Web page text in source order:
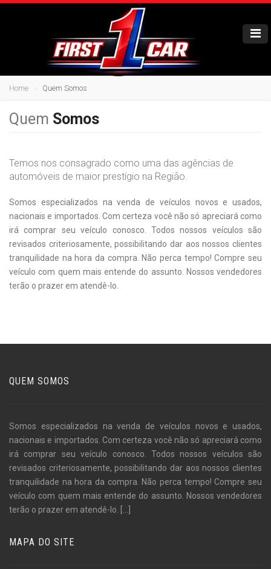
Home Quem Somos
Quem Somos
Temos nos consagrado como uma das agências de
automóveis de maior prestígio na Região.
Somos especializados na venda de veículos novos e usados,
nacionais e importados. Com certeza você não só apreciará como
irá comprar seu veículo conosco. Todos nossos veículos são
revisados criteriosamente, possibilitando dar aos nossos clientes
tranquilidade na hora da compra. Não perca tempo! Compre seu
veículo com quem mais entende do assunto. Nossos vendedores
terão o prazer em atendê-lo.
QUEM SOMOS
Somos especializados na venda de veículos novos e usados,
nacionais e importados. Com certeza você não só apreciará como
irá comprar seu veículo conosco. Todos nossos veículos são
revisados criteriosamente, possibilitando dar aos nossos clientes
tranquilidade na hora da compra. Não perca tempo! Compre seu
veículo com quem mais entende do assunto. Nossos vendedores
terão o prazer em atendê-lo.
MAPA DO SITE